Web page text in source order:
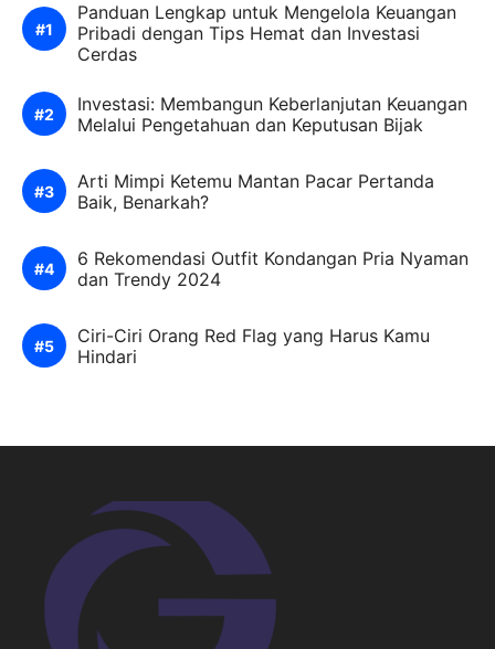
Panduan Lengkap untuk Mengelola Keuangan
Pribadi dengan Tips Hemat dan Investasi
Cerdas
Investasi: Membangun Keberlanjutan Keuangan
Melalui Pengetahuan dan Keputusan Bijak
Arti Mimpi Ketemu Mantan Pacar Pertanda
Baik, Benarkah?
6 Rekomendasi Outfit Kondangan Pria Nyaman
dan Trendy 2024
Ciri-Ciri Orang Red Flag yang Harus Kamu
Hindari